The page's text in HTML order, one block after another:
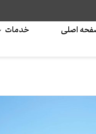
اصلی خدمات